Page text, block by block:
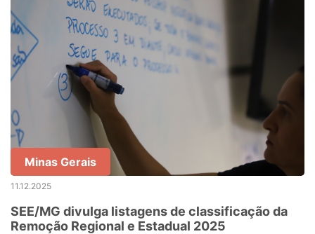
Minas Gerais
11.12.2025
SEE/MG divulga listagens de classificação da
Remoção Regional e Estadual 2025